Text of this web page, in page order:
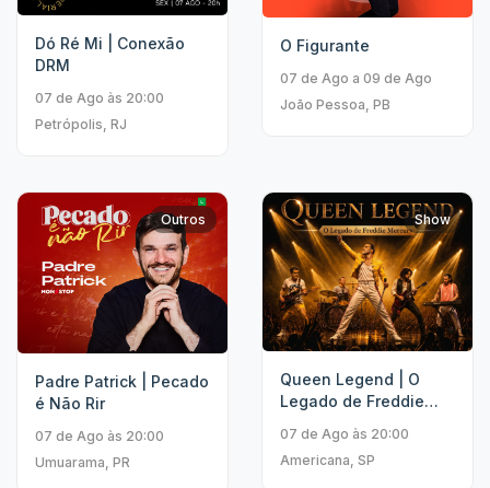
Dó Ré Mi | Conexão
DRM
07 de Ago às 20:00
Petrópolis, RJ
O Figurante
07 de Ago a 09 de Ago
João Pessoa, PB
Outros
Padre Patrick | Pecado
é Não Rir
07 de Ago às 20:00
Umuarama, PR
Show
Queen Legend | O
Legado de Freddie
07 de Ago às 20:00
Americana, SP